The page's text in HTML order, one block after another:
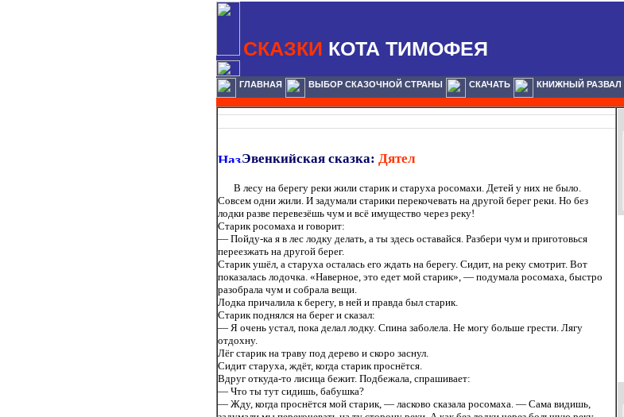
СКАЗКИ КОТА ТИМОФЕЯ
ГЛАВНАЯ ВЫБОР СКАЗОЧНОЙ СТРАНЫ СКАЧАТЬ КНИЖНЫЙ РАЗВАЛ
Эвенкийская сказка: Дятел
В лесу на берегу реки жили старик и старуха росомахи. Детей у них не было.
Совсем одни жили. И задумали старики перекочевать на другой берег реки. Но без
лодки разве перевезёшь чум и всё имущество через реку!
Старик росомаха и говорит:
— Пойду-ка я в лес лодку делать, а ты здесь оставайся. Разбери чум и приготовься
переезжать на другой берег.
Старик ушёл, а старуха осталась его ждать на берегу. Сидит, на реку смотрит. Вот
показалась лодочка. «Наверное, это едет мой старик», — подумала росомаха, быстро
разобрала чум и собрала вещи.
Лодка причалила к берегу, в ней и правда был старик.
Старик поднялся на берег и сказал:
— Я очень устал, пока делал лодку. Спина заболела. Не могу больше грести. Лягу
отдохну.
Лёг старик на траву под дерево и скоро заснул.
Сидит старуха, ждёт, когда старик проснётся.
Вдруг откуда-то лисица бежит. Подбежала, спрашивает:
— Что ты тут сидишь, бабушка?
— Жду, когда проснётся мой старик, — ласково сказала росомаха. — Сама видишь,